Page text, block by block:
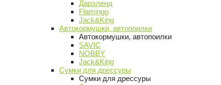
Дарэленд
Flamingo
Jack&King
Автокормушки, автопоилки
Автокормушки, автопоилки
SAVIC
NOBBY
Jack&King
Сумки для дрессуры
Сумки для дрессуры